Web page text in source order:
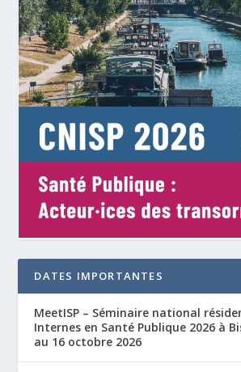
DATES IMPORTANTES
MeetISP – Séminaire national
Internes en Santé Publique 2026 à
au 16 octobre 2026